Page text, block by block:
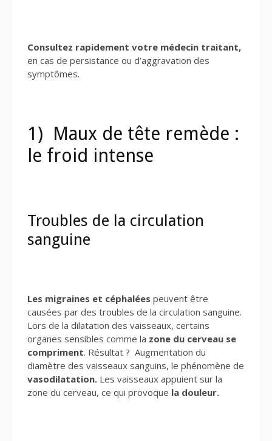
Consultez rapidement votre médecin traitant,
en cas de persistance ou d’aggravation des
symptômes.
1) Maux de tête remède :
le froid intense
Troubles de la circulation
sanguine
Les migraines et céphalées peuvent être
causées par des troubles de la circulation sanguine.
Lors de la dilatation des vaisseaux, certains
organes sensibles comme la zone du cerveau se
compriment. Résultat ? Augmentation du
diamètre des vaisseaux sanguins, le phénomène de
vasodilatation. Les vaisseaux appuient sur la
zone du cerveau, ce qui provoque la douleur.